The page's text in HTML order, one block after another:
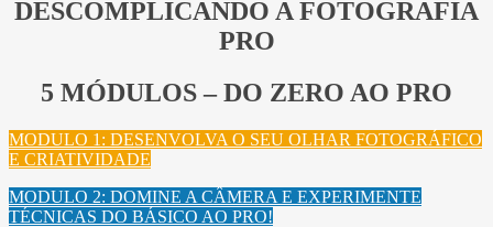
DESCOMPLICANDO A FOTOGRAFIA
PRO
5 MÓDULOS – DO ZERO AO PRO
MODULO 1: DESENVOLVA O SEU OLHAR FOTOGRÁFICO
E CRIATIVIDADE
MODULO 2: DOMINE A CÂMERA E EXPERIMENTE
TÉCNICAS DO BÁSICO AO PRO!